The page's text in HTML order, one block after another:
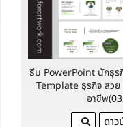
ธีม PowerPoint นักธุ
Template ธุรกิจ สวย
อาชีพ
ดาว